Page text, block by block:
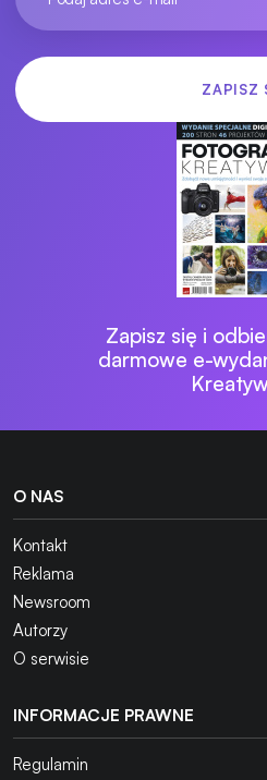
Zapisz się i
darmowe e-
O NAS
Kontakt
Reklama
Newsroom
Autorzy
O serwisie
INFORMACJE PRAWNE
Regulamin